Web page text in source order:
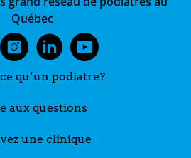
Québec
qu’un podiatre?
aux questions
une clinique